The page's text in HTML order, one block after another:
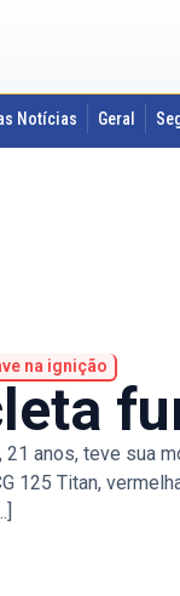
Notícias Geral
na ignição
anos, teve sua
125 Titan,